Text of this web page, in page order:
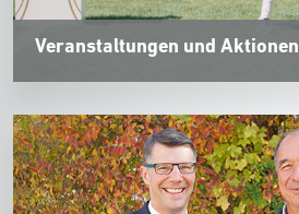
Veranstaltungen und Aktionen